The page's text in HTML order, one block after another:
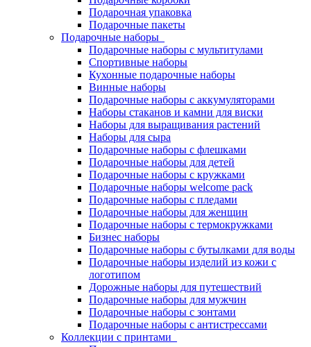
Подарочная упаковка
Подарочные пакеты
Подарочные наборы
Подарочные наборы с мультитулами
Спортивные наборы
Кухонные подарочные наборы
Винные наборы
Подарочные наборы с аккумуляторами
Наборы стаканов и камни для виски
Наборы для выращивания растений
Наборы для сыра
Подарочные наборы с флешками
Подарочные наборы для детей
Подарочные наборы с кружками
Подарочные наборы welcome pack
Подарочные наборы с пледами
Подарочные наборы для женщин
Подарочные наборы с термокружками
Бизнес наборы
Подарочные наборы с бутылками для воды
Подарочные наборы изделий из кожи с
логотипом
Дорожные наборы для путешествий
Подарочные наборы для мужчин
Подарочные наборы с зонтами
Подарочные наборы с антистрессами
Коллекции с принтами